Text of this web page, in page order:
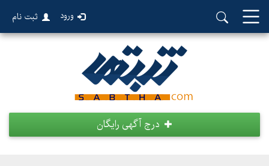
ورود ثبت نام
درج آگهی رایگان